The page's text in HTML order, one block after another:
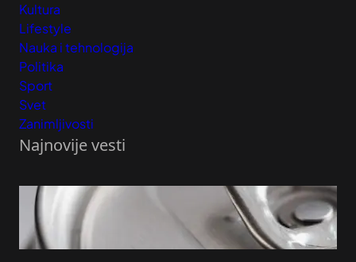
Kultura
Lifestyle
Nauka i tehnologija
Politika
Sport
Svet
Zanimljivosti
Najnovije vesti